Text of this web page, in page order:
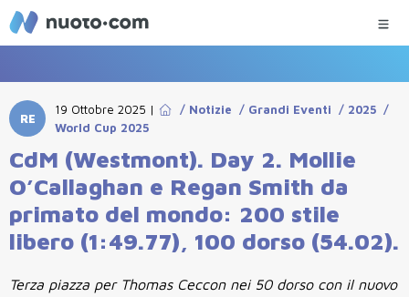
RE
19 Ottobre 2025 | / Notizie / Grandi Eventi / 2025 /
World Cup 2025
CdM (Westmont). Day 2. Mollie
O’Callaghan e Regan Smith da
primato del mondo: 200 stile
libero (1:49.77), 100 dorso (54.02).
Terza piazza per Thomas Ceccon nei 50 dorso con il nuovo